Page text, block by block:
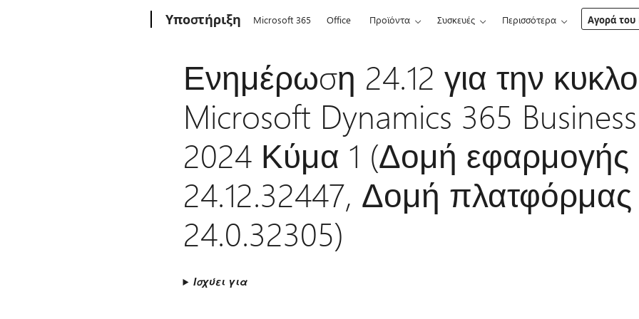
Υποστήριξη Microsoft 365 Office Προϊόντα Συσκευές Περισσότερα Αγορά του
Ενημέρωση 24.12 για την
Microsoft Dynamics 365
2024 Κύμα 1 (Δομή εφαρμογής
24.12.32447, Δομή πλατφόρμας
24.0.32305)
Ισχύει για